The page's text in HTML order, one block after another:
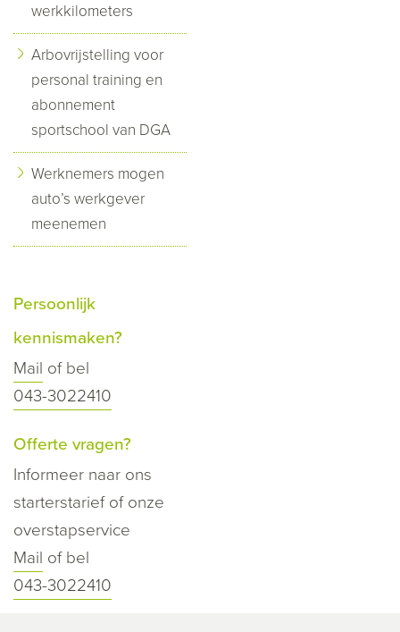
werkkilometers
Arbovrijstelling voor
personal training en
abonnement
sportschool van DGA
Werknemers mogen
auto’s werkgever
meenemen
Persoonlijk
kennismaken?
Mail of bel
043-3022410
Offerte vragen?
Informeer naar ons
starterstarief of onze
overstapservice
Mail of bel
043-3022410